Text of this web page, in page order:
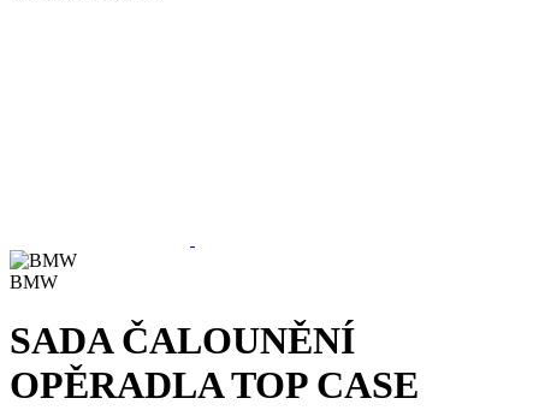
BMW
SADA ČALOUNĚNÍ
OPĚRADLA TOP CASE